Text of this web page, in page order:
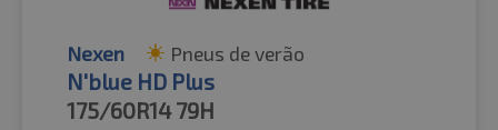
Nexen Pneus de verão
N'blue HD Plus
175/60R14 79H